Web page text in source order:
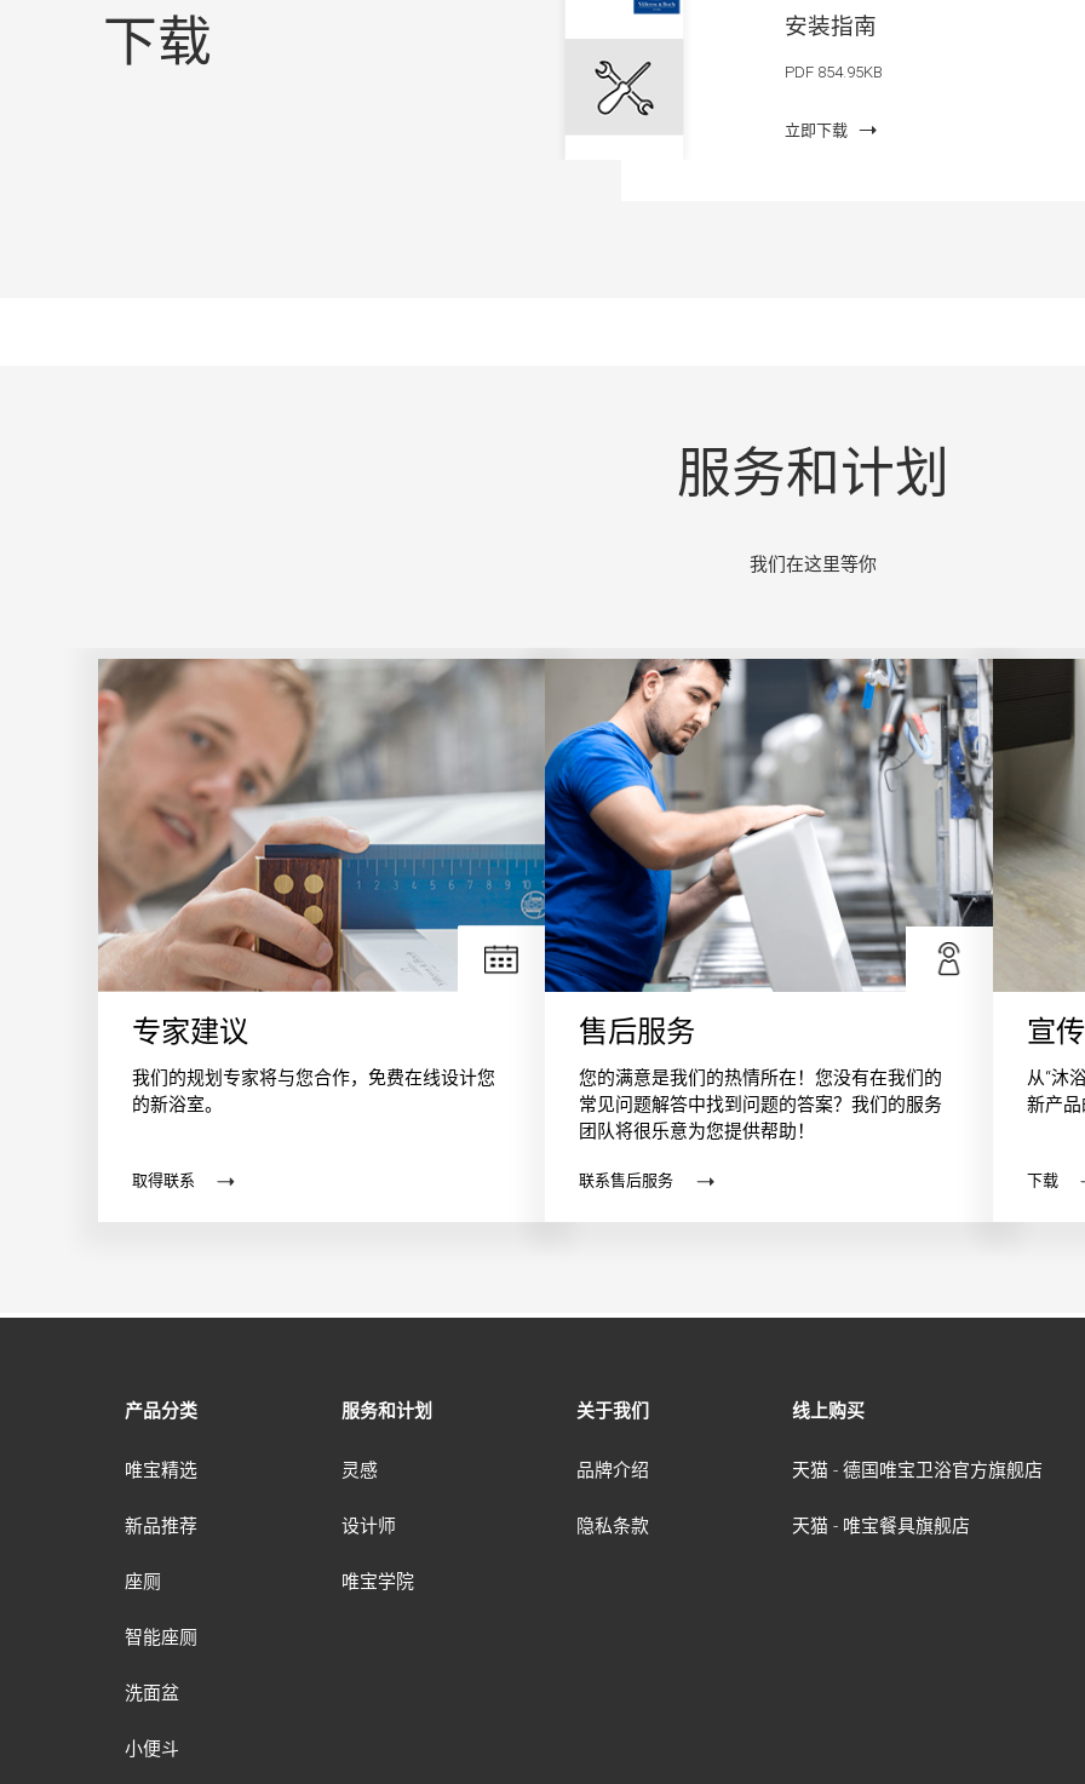
下载 安装指南
PDF 854.95KB
立即下载
服务和计划
我们在这里等你
专家建议
我们的规划专家将与您合作，免费在线设计您
的新浴室。
取得联系
售后服务
您的满意是我们的热情所在！您没有在我们的
常见问题解答中找到问题的答案？我们的服务
团队将很乐意为您提供帮助！
联系售后服务
宣
从“沐
新产
下载
产品分类
唯宝精选
新品推荐
座厕
智能座厕
洗面盆
小便斗
服务和计划
灵感
设计师
唯宝学院
关于我们
品牌介绍
隐私条款
线上购买
天猫 - 德国唯宝卫浴官方旗舰店
天猫 - 唯宝餐具旗舰店